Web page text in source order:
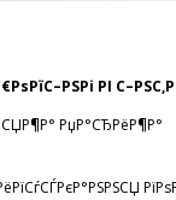
РІ
РџР°СЂРёР¶Р°